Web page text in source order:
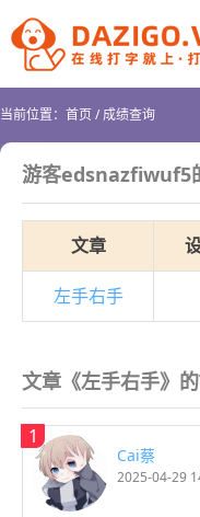
当前位置： 首页/成绩查询
游客edsnazfiwuf5
文章
左手右手
文章《左手右手》
1
Cai蔡
2025-04-29